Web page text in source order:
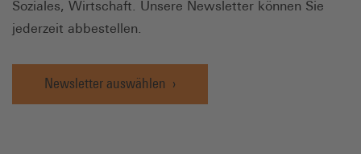
Soziales, Wirtschaft. Unsere Newsletter können Sie
jederzeit abbestellen.
Newsletter auswählen